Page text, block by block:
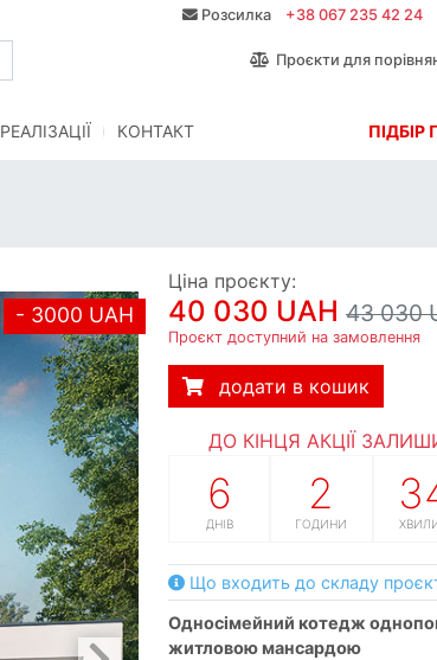
Розсилка +38 067 235 42 24
Проєкти для
РЕАЛІЗАЦІЇ КОНТАКТ ПІДБІР
- 3000 UAH
Ціна проєкту:
40 030 UAH 43 030
Проєкт доступний на замовлення
додати в кошик
ДО КІНЦЯ АКЦІЇ
6
ДНІВ
2
ГОДИНИ
Що входить до складу
односімейний котедж одноповерховий з
житловою мансардою